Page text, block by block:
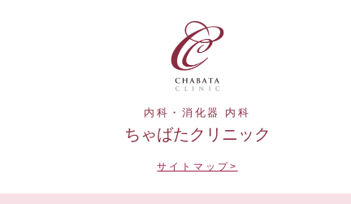
内科・消化器 内科
ちゃばたクリニック
サイトマップ>